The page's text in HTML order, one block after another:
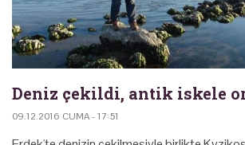
Deniz çekildi, antik iskele
09.12.2016 CUMA - 17:51